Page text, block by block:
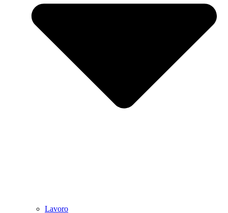
Lavoro